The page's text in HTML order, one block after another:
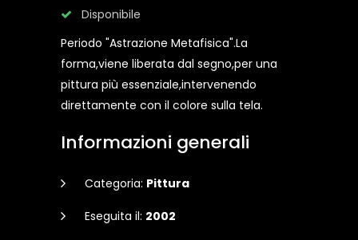
Disponibile
Periodo "Astrazione Metafisica".La
forma,viene liberata dal segno,per una
pittura più essenziale,intervenendo
direttamente con il colore sulla tela.
Informazioni generali
Categoria: Pittura
Eseguita il: 2002